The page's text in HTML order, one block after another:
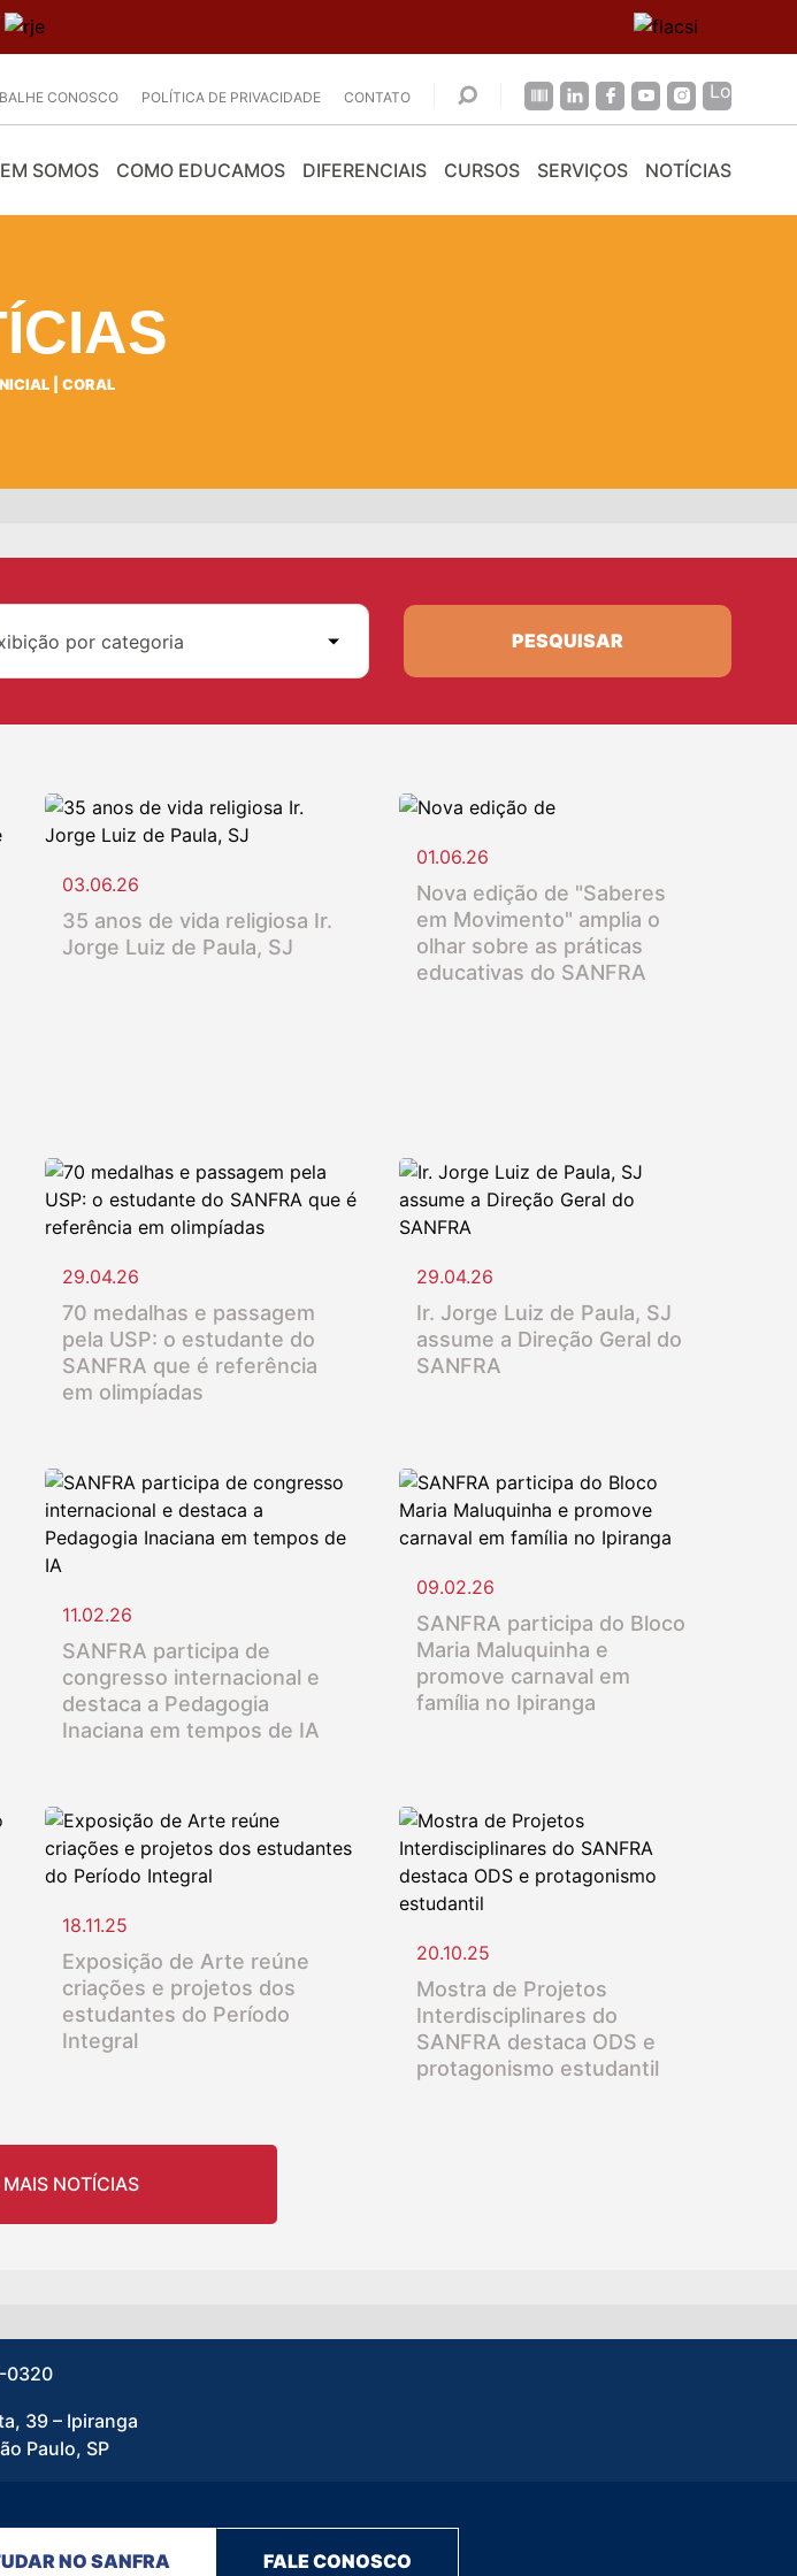
CONOSCO POLÍTICA DE PRIVACIDADE CONTATO
SOMOS COMO EDUCAMOS DIFERENCIAIS CURSOS SERVIÇOS NOTÍCIAS
CORAL
por categoria PESQUISAR
03.06.26
35 anos de vida religiosa Ir.
Jorge Luiz de Paula, SJ
01.06.26
Nova edição de "Saberes
em Movimento" amplia o
olhar sobre as práticas
educativas do SANFRA
29.04.26
70 medalhas e passagem
pela USP: o estudante do
SANFRA que é referência
em olimpíadas
29.04.26
Ir. Jorge Luiz de Paula, SJ
assume a Direção Geral do
SANFRA
11.02.26
SANFRA participa de
congresso internacional e
destaca a Pedagogia
Inaciana em tempos de IA
09.02.26
SANFRA participa do Bloco
Maria Maluquinha e
promove carnaval em
família no Ipiranga
18.11.25
Exposição de Arte reúne
criações e projetos dos
estudantes do Período
Integral
20.10.25
Mostra de Projetos
Interdisciplinares do
SANFRA destaca ODS e
protagonismo estudantil
NOTÍCIAS
0320
39 – Ipiranga
Paulo, SP
NO SANFRA FALE CONOSCO